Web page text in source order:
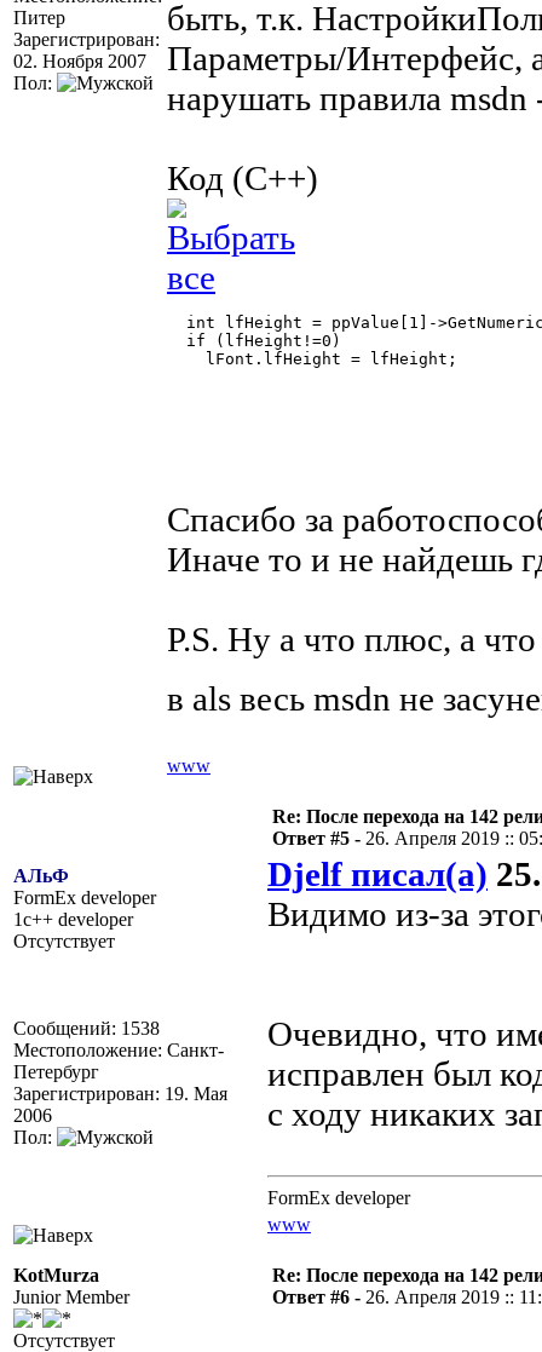
Питер
Зарегистрирован:
02. Ноября 2007
Пол:
быть, т.к.
Параметры/Интерфейс,
нарушать правила
Код (C++)
int lfHeight = ppValue[1]-
if (lfHeight!=0)
lFont.lfHeight = lfHeight;
Спасибо за
Иначе то и не найдешь
P.S. Ну а что плюс, а
в als весь msdn не
www
АЛьФ
FormEx developer
1c++ developer
Отсутствует
Сообщений: 1538
Местоположение: Санкт-
Петербург
Зарегистрирован: 19. Мая
2006
Пол:
Re: После перехода на 142
Ответ #5 - 26. Апреля 2019 ::
Djelf писал(а)
Видимо из-за
Очевидно, что
исправлен был
с ходу никаких
FormEx developer
www
KotMurza
Junior Member
Отсутствует
Re: После перехода на 142
Ответ #6 - 26. Апреля 2019 ::